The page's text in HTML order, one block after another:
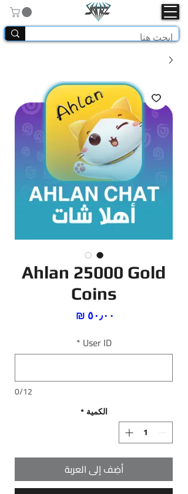
Ahlan 25000 Gold
Coins
User ID
*
0/12
الكمية *
أضِف إلى العربة